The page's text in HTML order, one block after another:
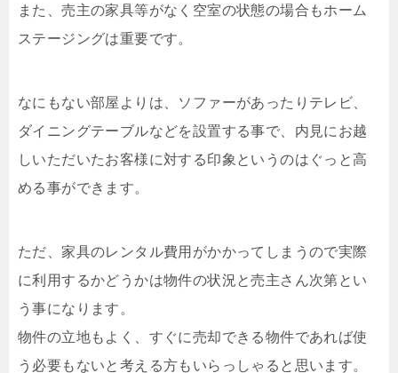
また、売主の家具等がなく空室の状態の場合もホーム
ステージングは重要です。
なにもない部屋よりは、ソファーがあったりテレビ、
ダイニングテーブルなどを設置する事で、内見にお越
しいただいたお客様に対する印象というのはぐっと高
める事ができます。
ただ、家具のレンタル費用がかかってしまうので実際
に利用するかどうかは物件の状況と売主さん次第とい
う事になります。
物件の立地もよく、すぐに売却できる物件であれば使
う必要もないと考える方もいらっしゃると思います。